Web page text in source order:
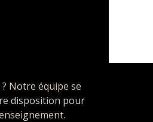
Notre équipe se
disposition pour